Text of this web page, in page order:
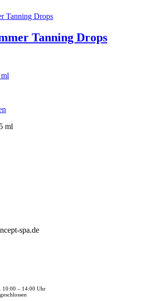
Tanning Drops
ml
ml
spa.de
10:00 – 14:00 Uhr